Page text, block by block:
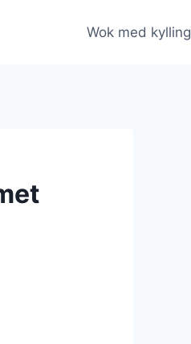
Wok med kylling